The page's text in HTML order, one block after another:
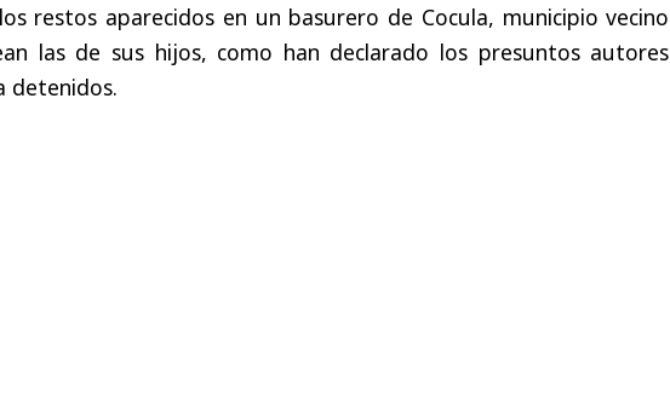
restos aparecidos en un basurero de Cocula, municipio vecino
las de sus hijos, como han declarado los presuntos autores
detenidos.